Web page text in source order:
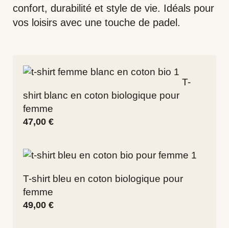
confort, durabilité et style de vie. Idéals pour
vos loisirs avec une touche de padel.
T-
shirt blanc en coton biologique pour
femme
47,00 €
T-shirt bleu en coton biologique pour
femme
49,00 €